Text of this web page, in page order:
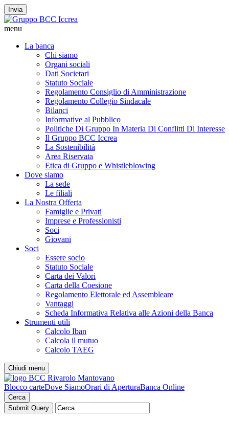
Invia
menu
La banca
Chi siamo
Organi sociali
Dati Societari
Statuto Sociale
Regolamento Consiglio di Amministrazione
Regolamento Collegio Sindacale
Bilanci
Informative al Pubblico
Politiche Di Gruppo In Materia Di Conflitti Di Interesse
Il Gruppo BCC Iccrea
La Sostenibilità
Area Riservata
Etica di Gruppo e Whistleblowing
Dove siamo
La sede
Le filiali
La Nostra Offerta
Famiglie e Privati
Imprese e Professionisti
Soci
Giovani
Soci
Essere socio
Statuto Sociale
Carta dei Valori
Carta della Coesione
Regolamento Elettorale ed Assembleare
Vantaggi
Scheda Informativa Relativa alle Azioni della Banca
Strumenti utili
Calcolo Iban
Calcola il mutuo
Calcolo TAEG
Chiudi menu
Blocco carteDove SiamoOrari di AperturaBanca Online
Cerca